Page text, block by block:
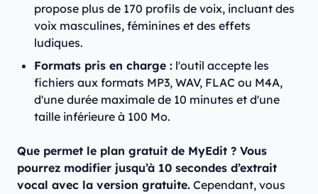
propose plus de 170 profils de voix, incluant des
voix masculines, féminines et des effets
ludiques.
Formats pris en charge : l'outil accepte les
fichiers aux formats MP3, WAV, FLAC ou M4A,
d'une durée maximale de 10 minutes et d'une
taille inférieure à 100 Mo.
Que permet le plan gratuit de MyEdit ? Vous
pourrez modifier jusqu’à 10 secondes d’extrait
vocal avec la version gratuite. Cependant, vous